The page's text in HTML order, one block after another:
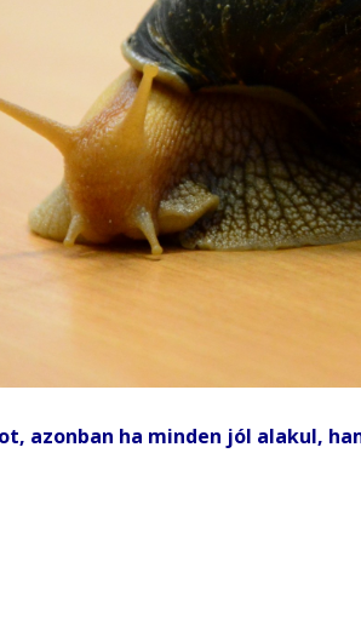
azonban ha minden jól alakul,